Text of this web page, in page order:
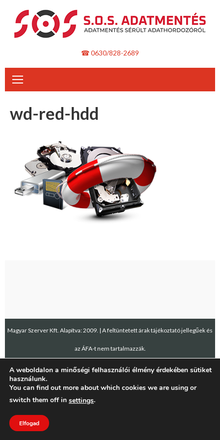
content
☎ 0630/828-2689
wd-red-hdd
Magyar Szerver Kft. Alapítva: 2009. | A feltüntetett árak tájékoztató jellegűek és
az ÁFA-t nem tartalmazzák.
A weboldalon a minőségi felhasználói élmény érdekében sütiket
használunk.
You can find out more about which cookies we are using or
switch them off in settings.
Elfogad